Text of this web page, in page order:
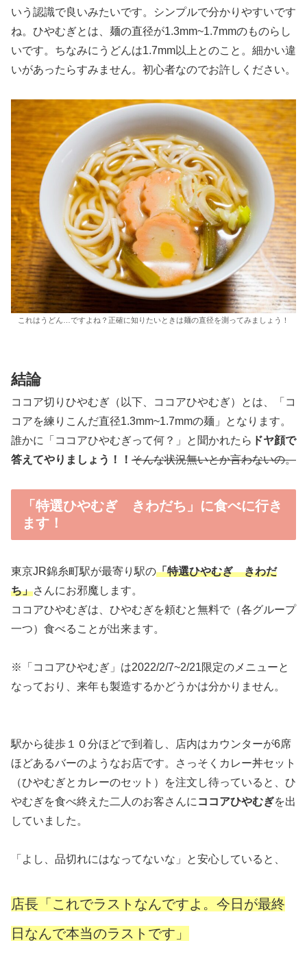
いう認識で良いみたいです。シンプルで分かりやすいです
ね。ひやむぎとは、麺の直径が1.3mm~1.7mmのものらし
いです。ちなみにうどんは1.7mm以上とのこと。細かい違
いがあったらすみません。初心者なのでお許しください。
これはうどん…ですよね？正確に知りたいときは麺の直径を測ってみましょう！
結論
ココア切りひやむぎ（以下、ココアひやむぎ）とは、「コ
コアを練りこんだ直径1.3mm~1.7mmの麺」となります。
誰かに「ココアひやむぎって何？」と聞かれたら ドヤ顔で
答えてやりましょう！！ そんな状況無いとか言わないの。
「特選ひやむぎ きわだち」に食べに行き
ます！
東京JR錦糸町駅が最寄り駅の「特選ひやむぎ きわだ
ち」さんにお邪魔します。
ココアひやむぎは、ひやむぎを頼むと無料で（各グループ
一つ）食べることが出来ます。
※「ココアひやむぎ」は2022/2/7~2/21限定のメニューと
なっており、来年も製造するかどうかは分かりません。
駅から徒歩１０分ほどで到着し、店内はカウンターが6席
ほどあるバーのようなお店です。さっそくカレー丼セット
（ひやむぎとカレーのセット）を注文し待っていると、ひ
やむぎを食べ終えた二人のお客さんに ココアひやむぎを出
していました。
「よし、品切れにはなってないな」と安心していると、
店長「これでラストなんですよ。今日が最終
日なんで本当のラストです」